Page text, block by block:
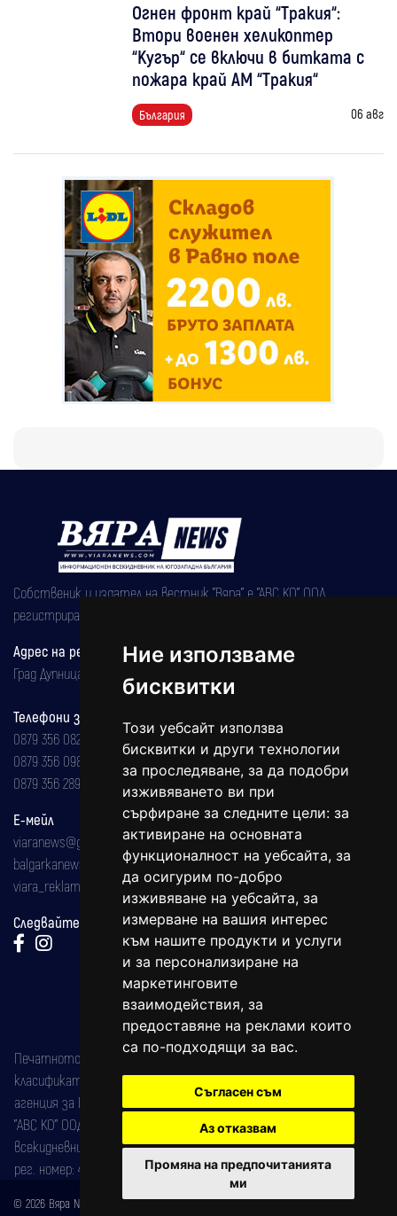
Ние използваме
бисквитки
Този уебсайт използва
бисквитки и други технологии
за проследяване, за да подобри
изживяването ви при
сърфиране за следните цели: за
активиране на основната
функционалност на уебсайта, за
да осигурим по-добро
изживяване на уебсайта, за
измерване на вашия интерес
към нашите продукти и услуги
и за персонализиране на
маркетинговите
взаимодействия, за
предоставяне на реклами които
са по-подходящи за вас.
Съгласен съм
Аз отказвам
Промяна на предпочитанията
ми
Огнен фронт край “Тракия“:
Втори военен хеликоптер
“Кугър“ се включи в битката с
пожара край АМ “Тракия“
България 06 авг
Собственик и издател на вестник "Вяра" е "АВС КО" ООД,
регистрирана на 08.05.2002 година.
Адрес на редакцията
Град Дупница, ул.''Христо Ботев" 43
Телефони за реклама и абонаменти
0879 356 082
0879 356 098
0879 356 289
Е-мейл
viaranews@gmail.com
balgarkanews@gmail.com
viara_reklama@mail.bg
Следвайте ни:
Печатното издание на вестника е регистрирано в националния
класификатор на печатните издания (Българска национална
агенция за ISSN) под номер: ISSN 1312-4722.
"АВС КО" ООД е притежател на марката: Вяра информационен
всекидневник на югозападна България, със свидетелство за марка
рег. номер: 47857/11.05.2004 година.
© 2026 Вяра News Всички права запазени!